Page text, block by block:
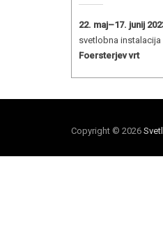
22. maj–17. junij
svetlobna instalacija
Foersterjev vrt
Copyright © 2026